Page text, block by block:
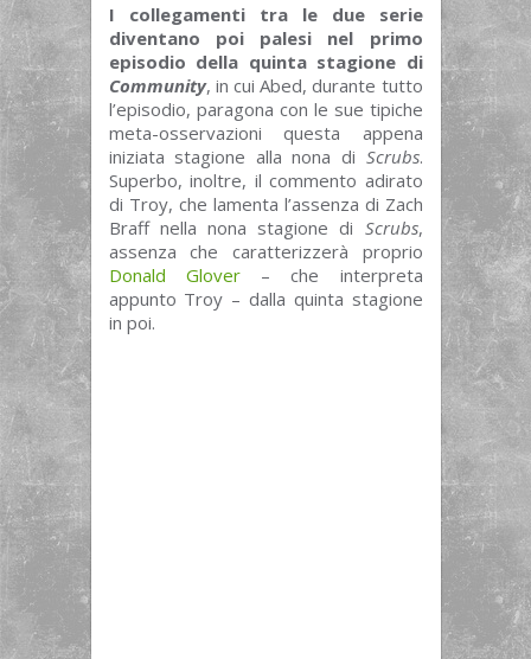
I collegamenti tra le due serie
diventano poi palesi nel primo
episodio della quinta stagione di
Community, in cui Abed, durante tutto
l’episodio, paragona con le sue tipiche
meta-osservazioni questa appena
iniziata stagione alla nona di Scrubs.
Superbo, inoltre, il commento adirato
di Troy, che lamenta l’assenza di Zach
Braff nella nona stagione di Scrubs,
assenza che caratterizzerà proprio
Donald Glover– che interpreta
appunto Troy – dalla quinta stagione
in poi.